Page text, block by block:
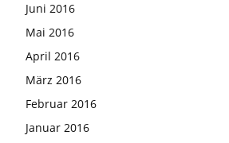
Juni 2016
Mai 2016
April 2016
März 2016
Februar 2016
Januar 2016